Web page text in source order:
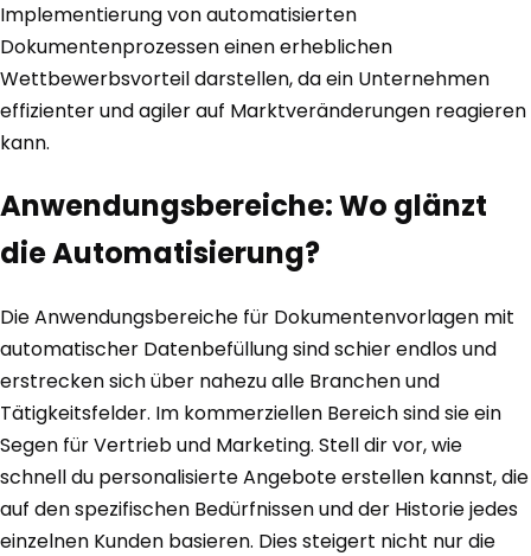
Implementierung von automatisierten
Dokumentenprozessen einen erheblichen
Wettbewerbsvorteil darstellen, da ein Unternehmen
effizienter und agiler auf Marktveränderungen reagieren
kann.
Anwendungsbereiche: Wo glänzt
die Automatisierung?
Die Anwendungsbereiche für Dokumentenvorlagen mit
automatischer Datenbefüllung sind schier endlos und
erstrecken sich über nahezu alle Branchen und
Tätigkeitsfelder. Im kommerziellen Bereich sind sie ein
Segen für Vertrieb und Marketing. Stell dir vor, wie
schnell du personalisierte Angebote erstellen kannst, die
auf den spezifischen Bedürfnissen und der Historie jedes
einzelnen Kunden basieren. Dies steigert nicht nur die